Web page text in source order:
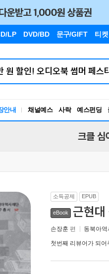
LP DVD/BD 문구/GIFT 티켓
안내 채널예스 사락 예스펀딩
크클 심
소득공제 EPUB
eBook 근현대
손장훈 편 동북아
첫번째 리뷰어가 되어